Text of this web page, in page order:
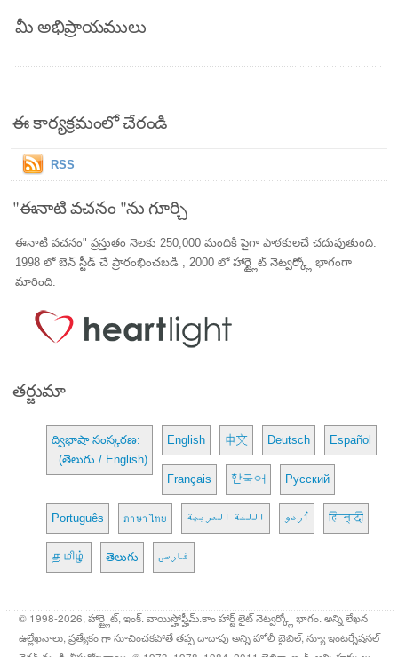
మీ అభిప్రాయములు
ఈ కార్యక్రమంలో చేరండి
RSS
"ఈనాటి వచనం "ను గూర్చి
ఈనాటి వచనం" ప్రస్తుతం నెలకు 250,000 మందికి పైగా పాఠకులచే చదువుతుంది.
1998 లో బెన్ స్టీడ్ చే ప్రారంభించబడి , 2000 లో హార్ట్లైట్ నెట్వర్క్లో భాగంగా
మారింది.
తర్జుమా
ద్విభాషా సంస్కరణ:
(తెలుగు / English)
English 中文 Deutsch Español
Français 한국어 Русский
Português ภาษาไทย اللغة العربية اُردو हिन्दी
தமிழ் తెలుగు فارسی
© 1998-2026, హార్ట్లైట్, ఇంక్. వాయిస్హోఫ్హీమ్.కాం హార్ట్ లైట్ నెట్వర్క్లో భాగం. అన్ని లేఖన
ఉల్లేఖనాలు, ప్రత్యేకం గా సూచించకపోతే తప్ప దాదాపు అన్ని హోలీ బైబిల్, న్యూ ఇంటర్నేషనల్